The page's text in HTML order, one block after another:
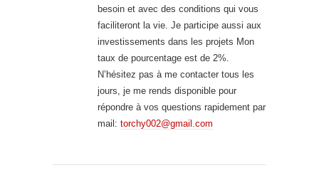
besoin et avec des conditions qui vous
faciliteront la vie. Je participe aussi aux
investissements dans les projets Mon
taux de pourcentage est de 2%.
N’hésitez pas à me contacter tous les
jours, je me rends disponible pour
répondre à vos questions rapidement par
mail: torchy002@gmail.com